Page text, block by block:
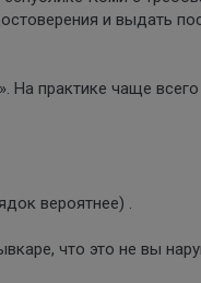
и выдать
На практике чаще
вероятнее) .
что это не вы